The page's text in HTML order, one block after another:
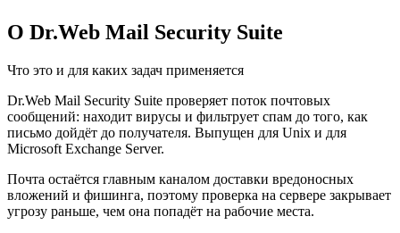
О Dr.Web Mail Security Suite
Что это и для каких задач применяется
Dr.Web Mail Security Suite проверяет поток почтовых
сообщений: находит вирусы и фильтрует спам до того, как
письмо дойдёт до получателя. Выпущен для Unix и для
Microsoft Exchange Server.
Почта остаётся главным каналом доставки вредоносных
вложений и фишинга, поэтому проверка на сервере закрывает
угрозу раньше, чем она попадёт на рабочие места.